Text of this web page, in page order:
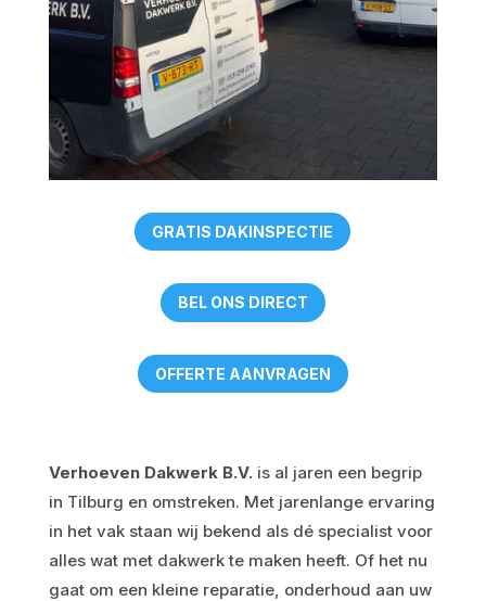
GRATIS DAKINSPECTIE
BEL ONS DIRECT
OFFERTE AANVRAGEN
Verhoeven Dakwerk B.V. is al jaren een begrip
in Tilburg en omstreken. Met jarenlange ervaring
in het vak staan wij bekend als dé specialist voor
alles wat met dakwerk te maken heeft. Of het nu
gaat om een kleine reparatie, onderhoud aan uw